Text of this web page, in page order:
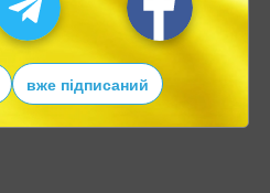
вже підписаний